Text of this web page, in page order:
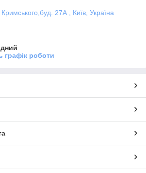
27А , Київ, Україна
графік роботи